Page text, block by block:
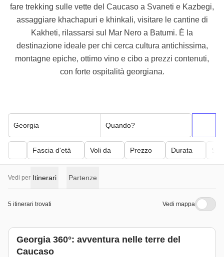
fare trekking sulle vette del Caucaso a Svaneti e Kazbegi,
assaggiare khachapuri e khinkali, visitare le cantine di
Kakheti, rilassarsi sul Mar Nero a Batumi. È la
destinazione ideale per chi cerca cultura antichissima,
montagne epiche, ottimo vino e cibo a prezzi contenuti,
con forte ospitalità georgiana.
Georgia Quando?
Fascia d'età Voli da Prezzo Durata
Vedi per Itinerari Partenze
5 itinerari trovati Vedi mappa
Georgia 360°: avventura nelle terre del
Caucaso